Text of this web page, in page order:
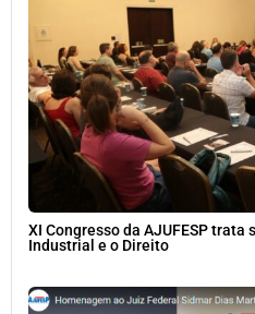
XI Congresso da AJUFESP trata
Industrial e o Direito